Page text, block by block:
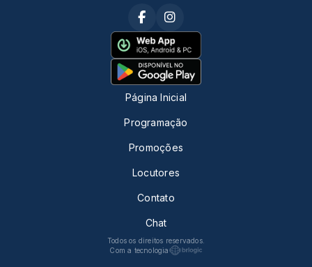
Página Inicial
Programação
Promoções
Locutores
Contato
Chat
Todos os direitos reservados.
Com a tecnologia